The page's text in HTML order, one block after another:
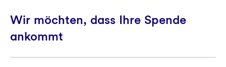
Wir möchten, dass Ihre Spende
ankommt